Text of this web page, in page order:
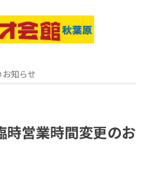
知らせ
時営業時間変更のお